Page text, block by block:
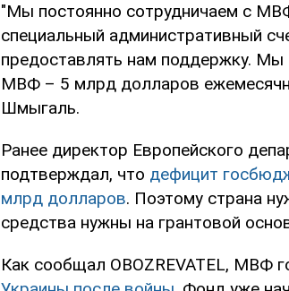
"Мы постоянно сотрудничаем с
специальный административный
предоставлять нам поддержку. Мы
МВФ – 5 млрд долларов
Шмыгаль.
Ранее директор Европейского
подтверждал, что дефицит
млрд долларов. Поэтому страна
средства нужны на грантовой
Как сообщал OBOZREVATEL, МВФ